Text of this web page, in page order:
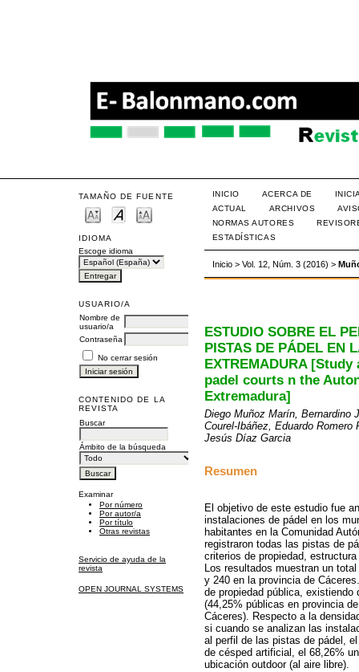
TAMAÑO DE FUENTE
IDIOMA
Escoge idioma
USUARIO/A
Nombre de
usuario/a
Contraseña
No cerrar sesión
CONTENIDO DE LA
REVISTA
Buscar
Ámbito de la búsqueda
Examinar
Por número
Por autor/a
Por título
Otras revistas
Servicio de ayuda de la
revista
OPEN JOURNAL SYSTEMS
INICIO ACERCA DE
ACTUAL
ARCHIVOS
NORMAS AUTORES
ESTADÍSTICAS
Inicio> Vol. 12, Núm. 3 (2016) >
ESTUDIO SOBRE EL
PISTAS DE PÁDEL EN
EXTREMADURA
padel courts n the
Extremadura]
Diego Muñoz Marín, Bernardino
Courel-Ibáñez, Eduardo
Jesús Díaz Garcia
Resumen
El objetivo de este estudio fue
instalaciones de pádel en los
habitantes en la Comunidad
registraron todas las pistas de
criterios de propiedad,
Los resultados muestran un
y 240 en la provincia de
de propiedad pública,
(44,25% públicas en provincia
Cáceres). Respecto a la
si cuando se analizan las
al perfil de las pistas de pádel,
de césped artificial, el 68,26%
ubicación outdoor (al aire libre).